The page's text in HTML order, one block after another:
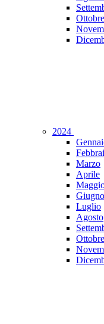
Ottobre
2024
Marzo
Aprile
Giugno
Luglio
Agosto
Ottobre